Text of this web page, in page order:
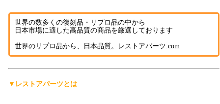
世界の数多くの復刻品・リプロ品の中から
日本市場に適した高品質の商品を厳選しております
世界のリプロ品から、日本品質。レストアパーツ.com
▼レストアパーツとは